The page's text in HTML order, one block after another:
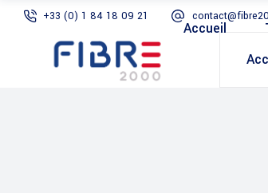
+33 (0) 1 84 18 09 21
Accueil